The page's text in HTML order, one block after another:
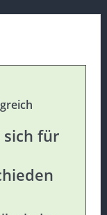
sich für